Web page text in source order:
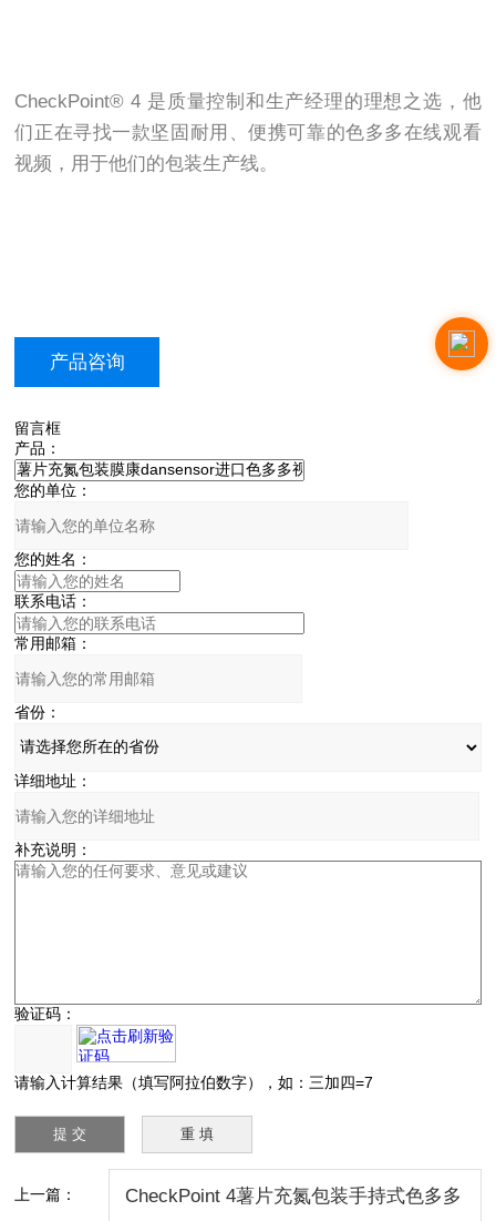
CheckPoint® 4 是质量控制和生产经理的理想之选，他
们正在寻找一款坚固耐用、便携可靠的色多多在线观看
视频，用于他们的包装生产线。
产品咨询
留言框
产品：
您的单位：
您的姓名：
联系电话：
常用邮箱：
省份：
详细地址：
补充说明：
验证码：
请输入计算结果（填写阿拉伯数字），如：三加四=7
上一篇： CheckPoint 4薯片充氮包装手持式色多多